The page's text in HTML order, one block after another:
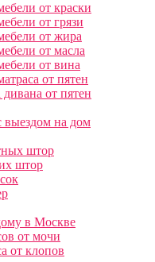
от краски
от грязи
от жира
от масла
от вина
от пятен
от пятен
выездом на дом
штор
штор
в Москве
от мочи
от клопов